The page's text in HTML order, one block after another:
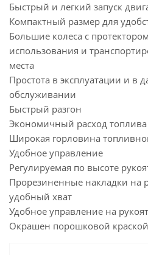
Быстрый и легкий запуск
Компактный размер для
Большие колеса с
использования и
места
Простота в эксплуатации и в
обслуживании
Быстрый разгон
Экономичный расход топлива
Широкая горловина
Удобное управление
Регулируемая по высоте
Прорезиненные накладки на
удобный хват
Удобное управление на
Окрашен порошковой краской